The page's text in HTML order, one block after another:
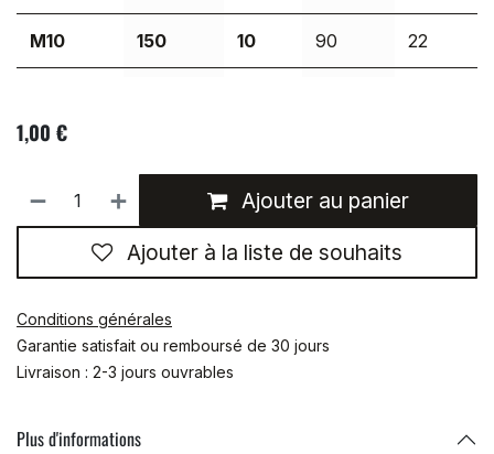
M10 150 10 90 22
M12
M12 12 110 25
1,00 €
Ajouter au panier
Ajouter à la liste de souhaits
Conditions générales
Garantie satisfait ou remboursé de 30 jours
Livraison : 2-3 jours ouvrables
Plus d'informations